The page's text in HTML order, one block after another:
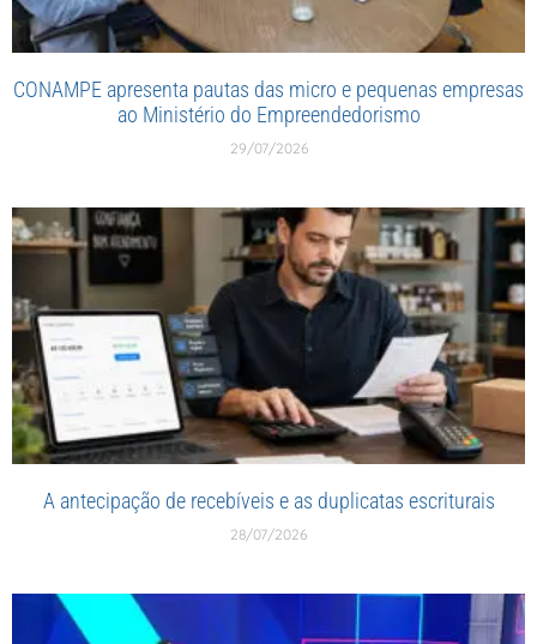
CONAMPE apresenta pautas das micro e pequenas empresas
ao Ministério do Empreendedorismo
29/07/2026
A antecipação de recebíveis e as duplicatas escriturais
28/07/2026